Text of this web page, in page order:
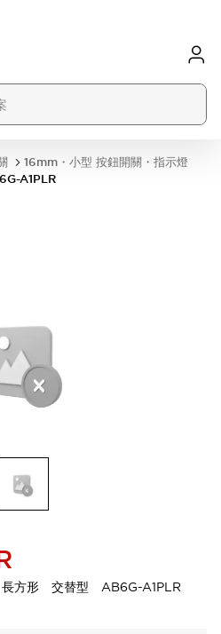
16mm・小型 按鈕開關・指示燈
A1PLR
方形 交替型 AB6G-A1PLR